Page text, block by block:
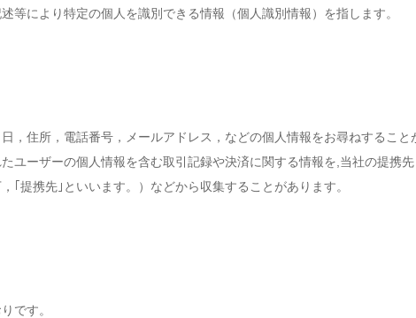
等により特定の個人を識別できる情報（個人識別情報）を指します。
，住所，電話番号，メールアドレス，などの個人情報をお尋ねすること
ユーザーの個人情報を含む取引記録や決済に関する情報を,当社の提携
｢提携先｣といいます。）などから収集することがあります。
です。